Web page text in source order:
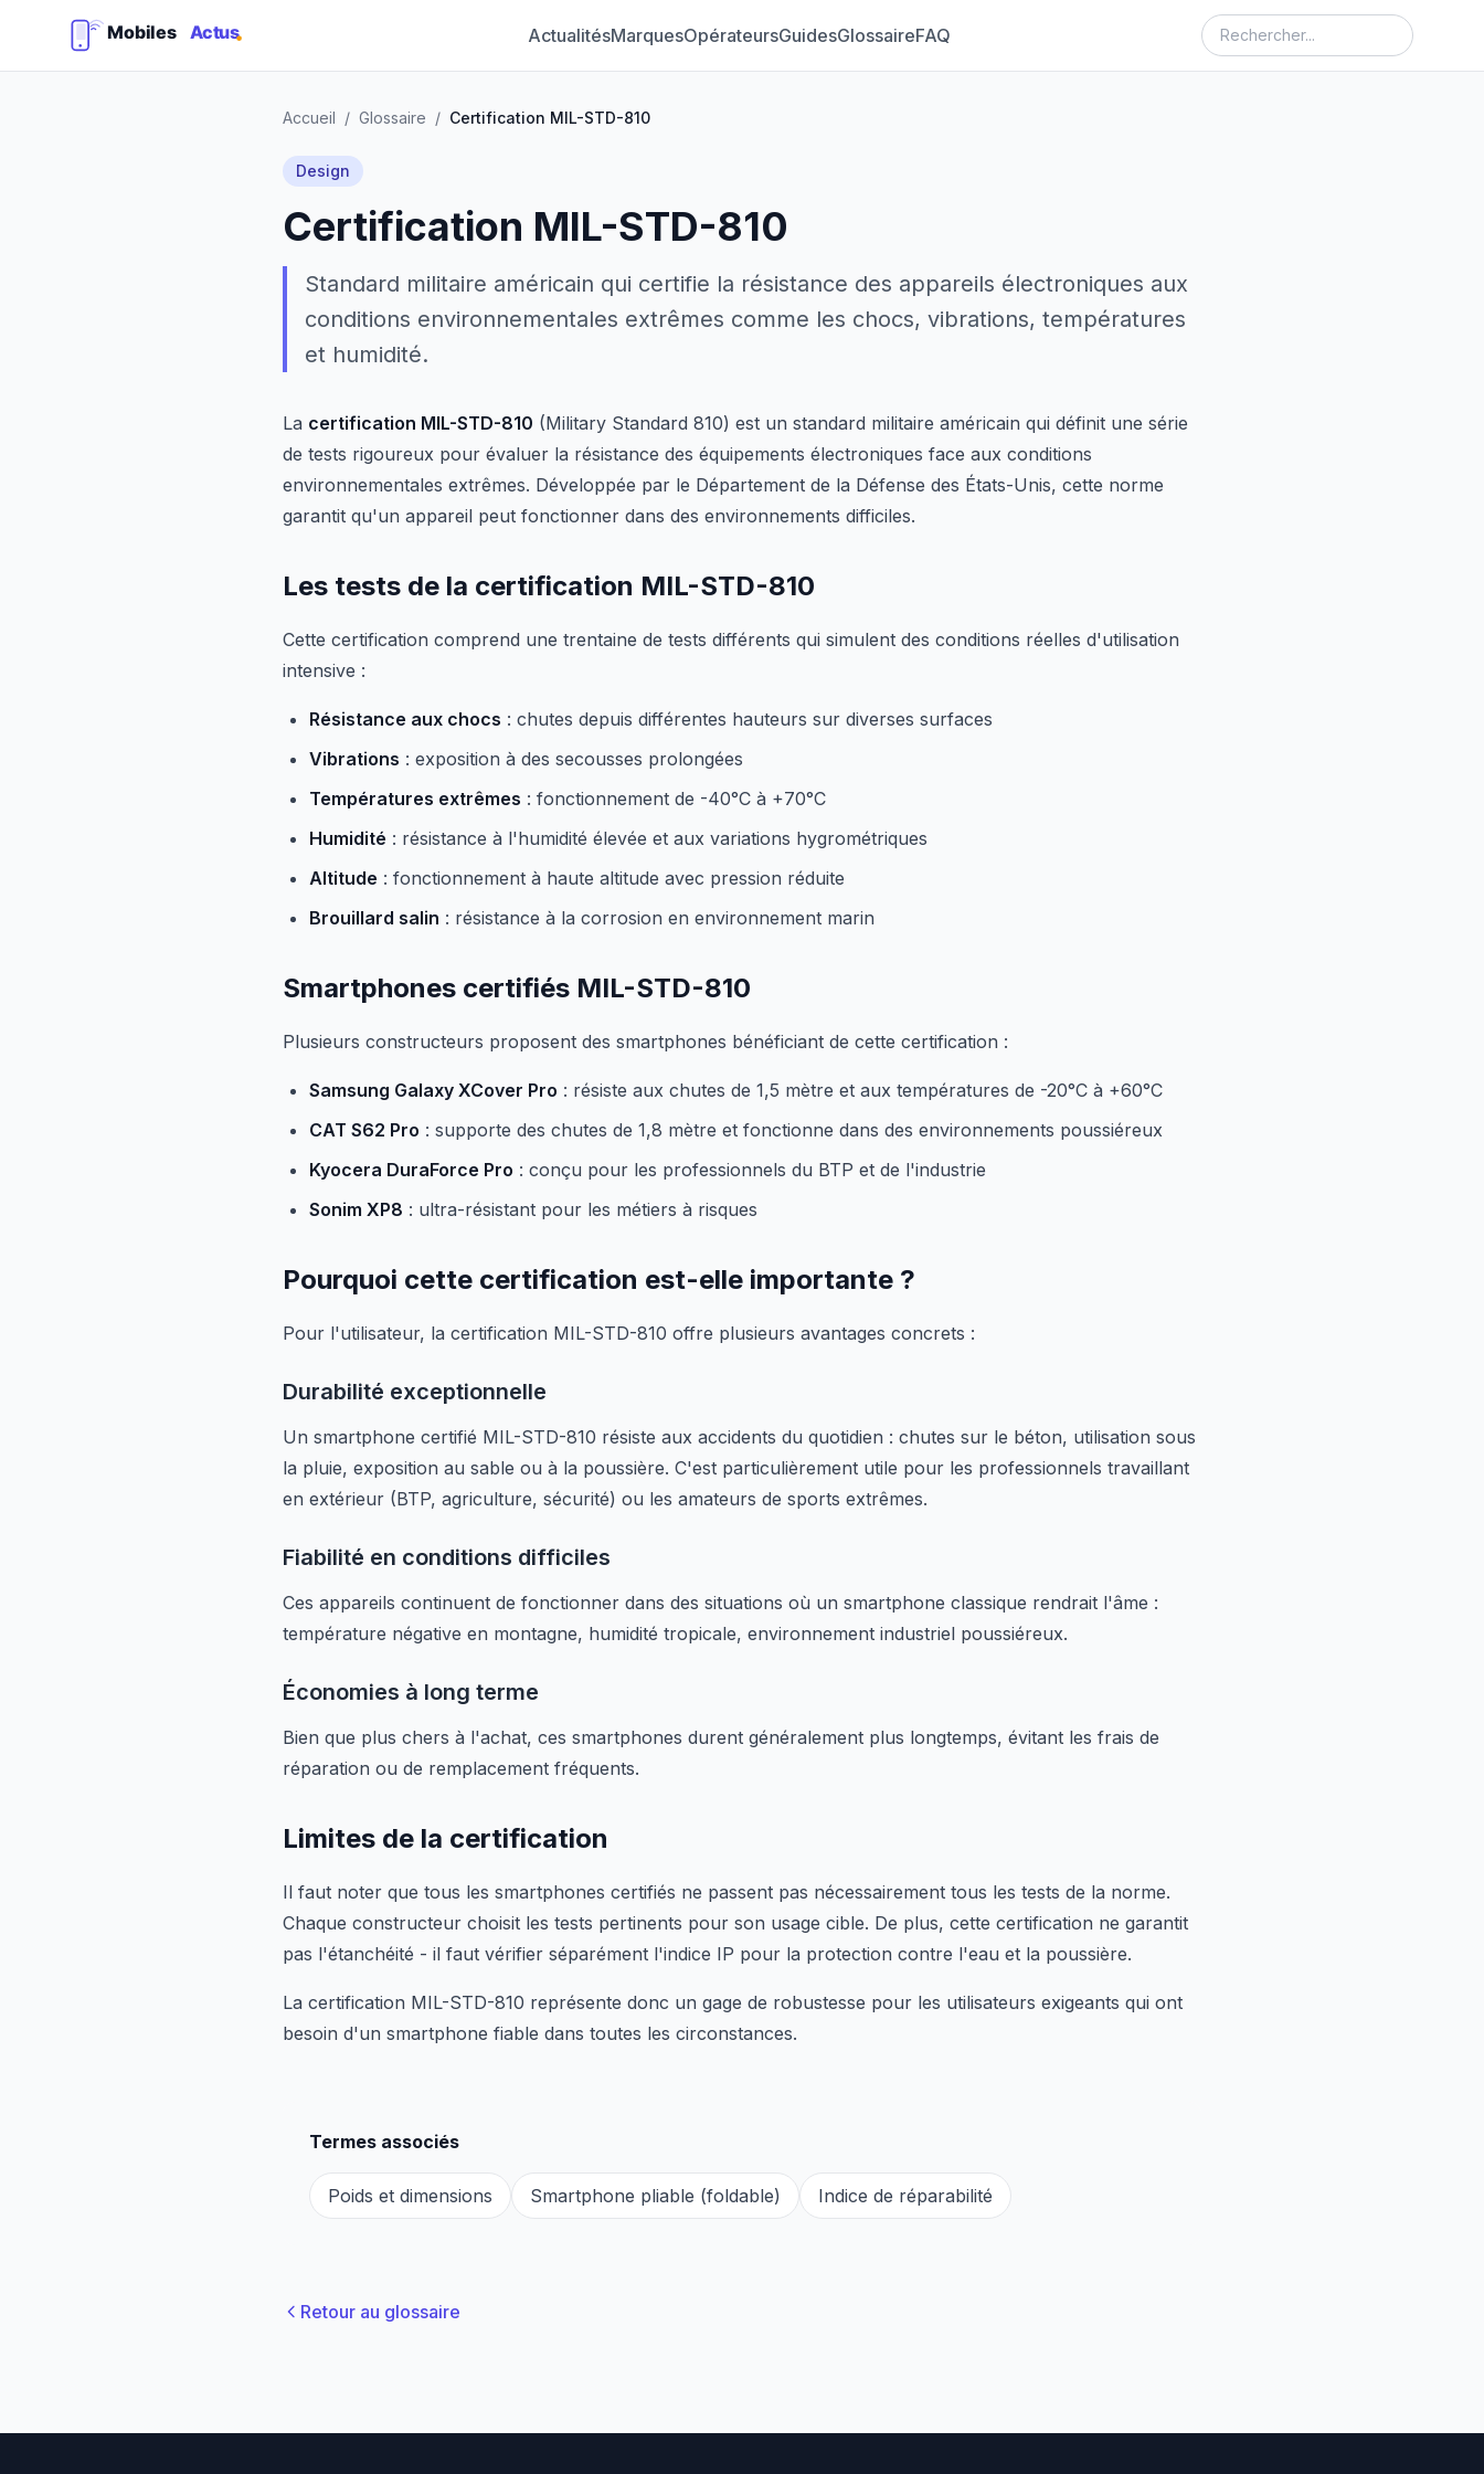
ActualitésMarquesOpérateursGuidesGlossaireFAQ
Accueil / Glossaire / Certification MIL-STD-810
Design
Certification MIL-STD-810
Standard militaire américain qui certifie la résistance des appareils électroniques aux
conditions environnementales extrêmes comme les chocs, vibrations, températures
et humidité.
La certification MIL-STD-810 (Military Standard 810) est un standard militaire américain qui définit une série
de tests rigoureux pour évaluer la résistance des équipements électroniques face aux conditions
environnementales extrêmes. Développée par le Département de la Défense des États-Unis, cette norme
garantit qu'un appareil peut fonctionner dans des environnements difficiles.
Les tests de la certification MIL-STD-810
Cette certification comprend une trentaine de tests différents qui simulent des conditions réelles d'utilisation
intensive :
Résistance aux chocs : chutes depuis différentes hauteurs sur diverses surfaces
Vibrations : exposition à des secousses prolongées
Températures extrêmes : fonctionnement de -40°C à +70°C
Humidité : résistance à l'humidité élevée et aux variations hygrométriques
Altitude : fonctionnement à haute altitude avec pression réduite
Brouillard salin : résistance à la corrosion en environnement marin
Smartphones certifiés MIL-STD-810
Plusieurs constructeurs proposent des smartphones bénéficiant de cette certification :
Samsung Galaxy XCover Pro : résiste aux chutes de 1,5 mètre et aux températures de -20°C à +60°C
CAT S62 Pro : supporte des chutes de 1,8 mètre et fonctionne dans des environnements poussiéreux
Kyocera DuraForce Pro : conçu pour les professionnels du BTP et de l'industrie
Sonim XP8 : ultra-résistant pour les métiers à risques
Pourquoi cette certification est-elle importante ?
Pour l'utilisateur, la certification MIL-STD-810 offre plusieurs avantages concrets :
Durabilité exceptionnelle
Un smartphone certifié MIL-STD-810 résiste aux accidents du quotidien : chutes sur le béton, utilisation sous
la pluie, exposition au sable ou à la poussière. C'est particulièrement utile pour les professionnels travaillant
en extérieur (BTP, agriculture, sécurité) ou les amateurs de sports extrêmes.
Fiabilité en conditions difficiles
Ces appareils continuent de fonctionner dans des situations où un smartphone classique rendrait l'âme :
température négative en montagne, humidité tropicale, environnement industriel poussiéreux.
Économies à long terme
Bien que plus chers à l'achat, ces smartphones durent généralement plus longtemps, évitant les frais de
réparation ou de remplacement fréquents.
Limites de la certification
Il faut noter que tous les smartphones certifiés ne passent pas nécessairement tous les tests de la norme.
Chaque constructeur choisit les tests pertinents pour son usage cible. De plus, cette certification ne garantit
pas l'étanchéité - il faut vérifier séparément l'indice IP pour la protection contre l'eau et la poussière.
La certification MIL-STD-810 représente donc un gage de robustesse pour les utilisateurs exigeants qui ont
besoin d'un smartphone fiable dans toutes les circonstances.
Termes associés
Poids et dimensions Smartphone pliable (foldable) Indice de réparabilité
Retour au glossaire